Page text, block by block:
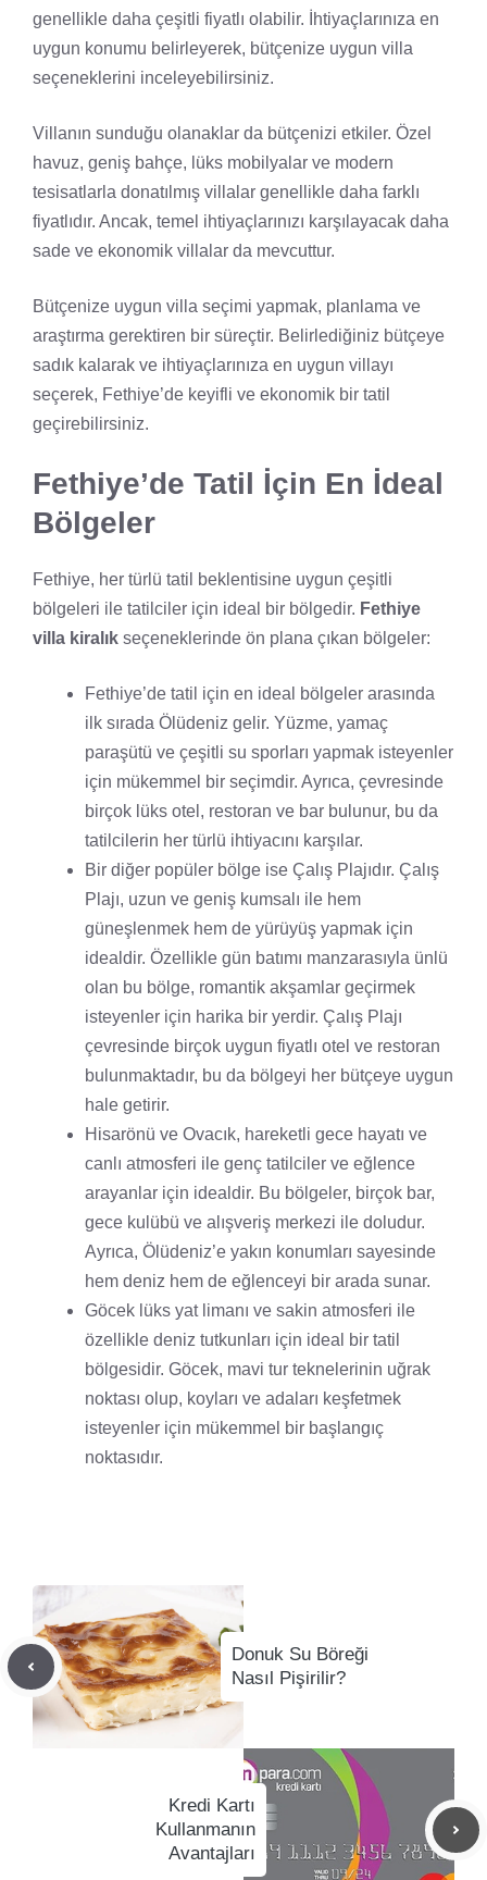
genellikle daha çeşitli fiyatlı olabilir. İhtiyaçlarınıza en
uygun konumu belirleyerek, bütçenize uygun villa
seçeneklerini inceleyebilirsiniz.
Villanın sunduğu olanaklar da bütçenizi etkiler. Özel
havuz, geniş bahçe, lüks mobilyalar ve modern
tesisatlarla donatılmış villalar genellikle daha farklı
fiyatlıdır. Ancak, temel ihtiyaçlarınızı karşılayacak daha
sade ve ekonomik villalar da mevcuttur.
Bütçenize uygun villa seçimi yapmak, planlama ve
araştırma gerektiren bir süreçtir. Belirlediğiniz bütçeye
sadık kalarak ve ihtiyaçlarınıza en uygun villayı
seçerek, Fethiye’de keyifli ve ekonomik bir tatil
geçirebilirsiniz.
Fethiye’de Tatil İçin En İdeal
Bölgeler
Fethiye, her türlü tatil beklentisine uygun çeşitli
bölgeleri ile tatilciler için ideal bir bölgedir. Fethiye
villa kiralık seçeneklerinde ön plana çıkan bölgeler:
Fethiye’de tatil için en ideal bölgeler arasında
ilk sırada Ölüdeniz gelir. Yüzme, yamaç
paraşütü ve çeşitli su sporları yapmak isteyenler
için mükemmel bir seçimdir. Ayrıca, çevresinde
birçok lüks otel, restoran ve bar bulunur, bu da
tatilcilerin her türlü ihtiyacını karşılar.
Bir diğer popüler bölge ise Çalış Plajıdır. Çalış
Plajı, uzun ve geniş kumsalı ile hem
güneşlenmek hem de yürüyüş yapmak için
idealdir. Özellikle gün batımı manzarasıyla ünlü
olan bu bölge, romantik akşamlar geçirmek
isteyenler için harika bir yerdir. Çalış Plajı
çevresinde birçok uygun fiyatlı otel ve restoran
bulunmaktadır, bu da bölgeyi her bütçeye uygun
hale getirir.
Hisarönü ve Ovacık, hareketli gece hayatı ve
canlı atmosferi ile genç tatilciler ve eğlence
arayanlar için idealdir. Bu bölgeler, birçok bar,
gece kulübü ve alışveriş merkezi ile doludur.
Ayrıca, Ölüdeniz’e yakın konumları sayesinde
hem deniz hem de eğlenceyi bir arada sunar.
Göcek lüks yat limanı ve sakin atmosferi ile
özellikle deniz tutkunları için ideal bir tatil
bölgesidir. Göcek, mavi tur teknelerinin uğrak
noktası olup, koyları ve adaları keşfetmek
isteyenler için mükemmel bir başlangıç
noktasıdır.
Donuk Su Böreği
Nasıl Pişirilir?
Kredi Kartı
Kullanmanın
Avantajları